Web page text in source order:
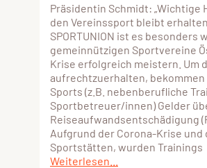
Präsidentin Schmidt: „Wichtige
den Vereinssport bleibt
SPORTUNION ist es besonders
gemeinnützigen Sportvereine
Krise erfolgreich meistern. Um
aufrechtzuerhalten,
Sports (z.B. nebenberufliche
Sportbetreuer/innen) Gelder
Reiseaufwandsentschädigung
Aufgrund der Corona-Krise und
Sportstätten, wurden Trainings
Weiterlesen...